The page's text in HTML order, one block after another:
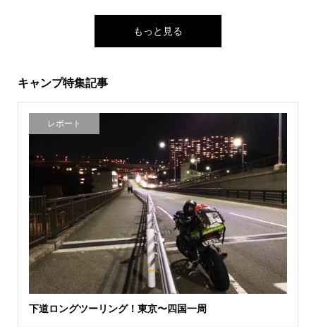
もっと見る
キャンプ特集記事
レポート
下道ロングツーリング！東京〜四国一周